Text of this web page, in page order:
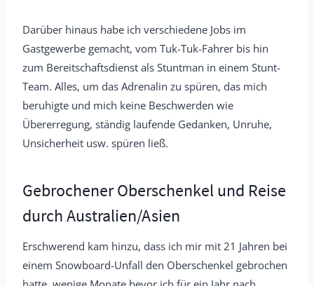
Darüber hinaus habe ich verschiedene Jobs im
Gastgewerbe gemacht, vom Tuk-Tuk-Fahrer bis hin
zum Bereitschaftsdienst als Stuntman in einem Stunt-
Team. Alles, um das Adrenalin zu spüren, das mich
beruhigte und mich keine Beschwerden wie
Übererregung, ständig laufende Gedanken, Unruhe,
Unsicherheit usw. spüren ließ.
Gebrochener Oberschenkel und Reise
durch Australien/Asien
Erschwerend kam hinzu, dass ich mir mit 21 Jahren bei
einem Snowboard-Unfall den Oberschenkel gebrochen